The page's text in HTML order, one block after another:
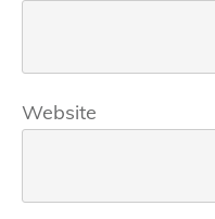
Website